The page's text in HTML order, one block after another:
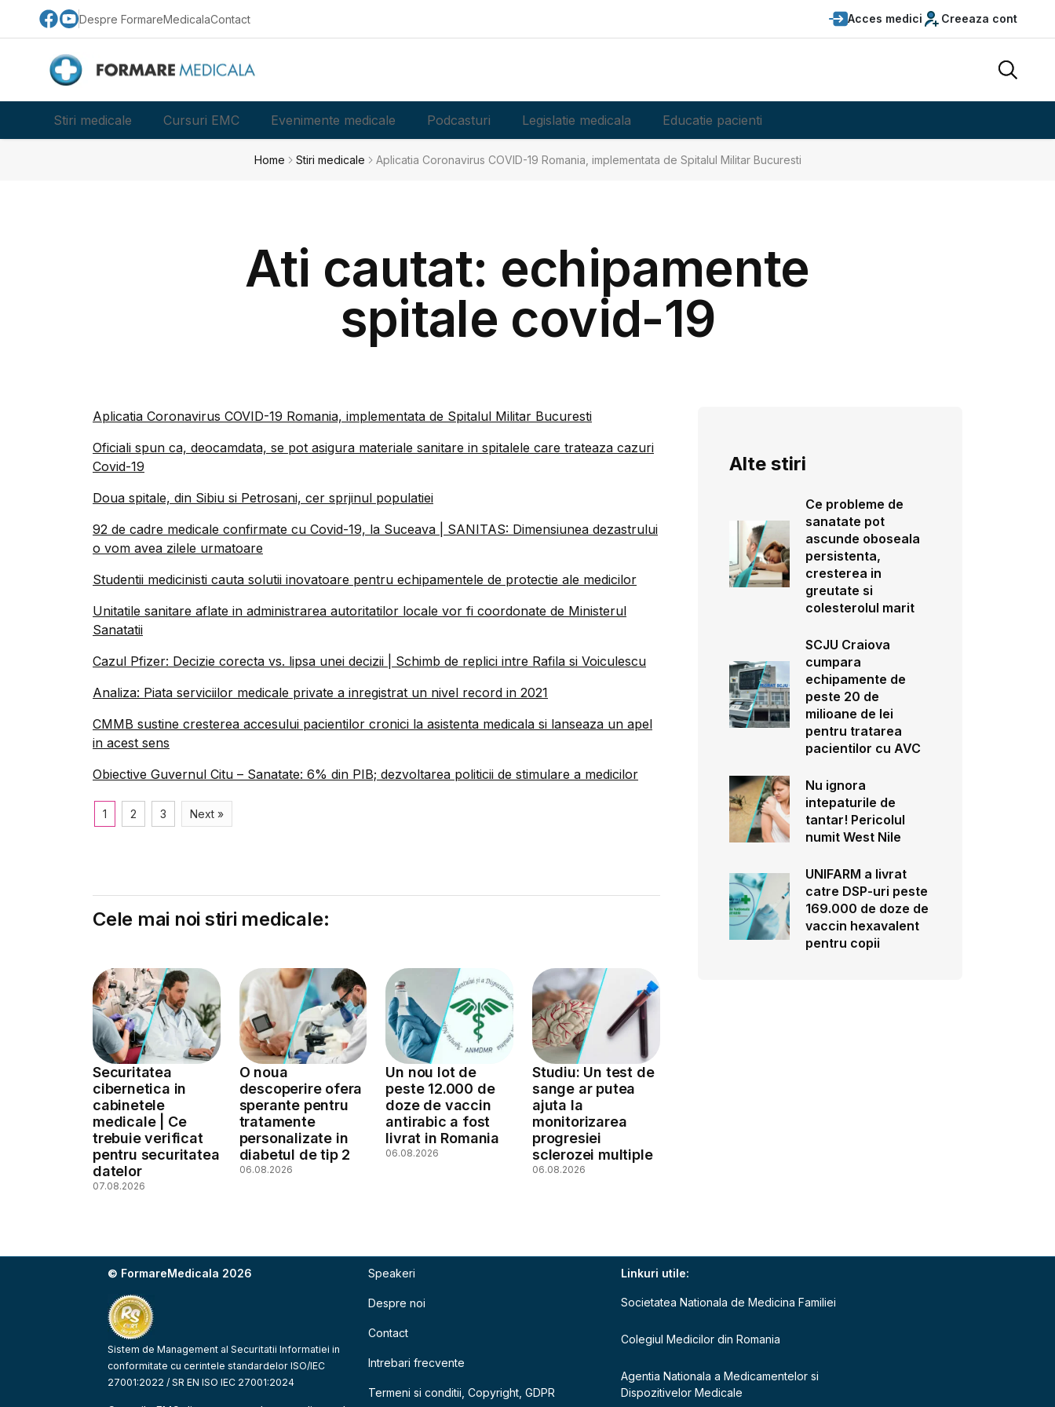
Despre FormareMedicalaContact Acces medici Creeaza cont
Stiri medicale Cursuri EMC Evenimente medicale Podcasturi Legislatie medicala Educatie pacienti
Home Stiri medicale Aplicatia Coronavirus COVID-19 Romania, implementata de Spitalul Militar Bucuresti
Ati cautat: echipamente
spitale covid-19
Aplicatia Coronavirus COVID-19 Romania, implementata de Spitalul Militar Bucuresti
Oficiali spun ca, deocamdata, se pot asigura materiale sanitare in spitalele care trateaza cazuri
Covid-19
Doua spitale, din Sibiu si Petrosani, cer sprjinul populatiei
92 de cadre medicale confirmate cu Covid-19, la Suceava | SANITAS: Dimensiunea dezastrului
o vom avea zilele urmatoare
Studentii medicinisti cauta solutii inovatoare pentru echipamentele de protectie ale medicilor
Unitatile sanitare aflate in administrarea autoritatilor locale vor fi coordonate de Ministerul
Sanatatii
Cazul Pfizer: Decizie corecta vs. lipsa unei decizii | Schimb de replici intre Rafila si Voiculescu
Analiza: Piata serviciilor medicale private a inregistrat un nivel record in 2021
CMMB sustine cresterea accesului pacientilor cronici la asistenta medicala si lanseaza un apel
in acest sens
Obiective Guvernul Citu – Sanatate: 6% din PIB; dezvoltarea politicii de stimulare a medicilor
1 2 3 Next »
Cele mai noi stiri medicale:
Securitatea
cibernetica in
cabinetele
medicale | Ce
trebuie verificat
pentru securitatea
datelor
07.08.2026
O noua
descoperire ofera
sperante pentru
tratamente
personalizate in
diabetul de tip 2
06.08.2026
Un nou lot de
peste 12.000 de
doze de vaccin
antirabic a fost
livrat in Romania
06.08.2026
Studiu: Un test de
sange ar putea
ajuta la
monitorizarea
progresiei
sclerozei multiple
06.08.2026
Alte stiri
Ce probleme de
sanatate pot
ascunde oboseala
persistenta,
cresterea in
greutate si
colesterolul marit
SCJU Craiova
cumpara
echipamente de
peste 20 de
milioane de lei
pentru tratarea
pacientilor cu AVC
Nu ignora
intepaturile de
tantar! Pericolul
numit West Nile
UNIFARM a livrat
catre DSP-uri peste
169.000 de doze de
vaccin hexavalent
pentru copii
© FormareMedicala 2026
Sistem de Management al Securitatii Informatiei in
conformitate cu cerintele standardelor ISO/IEC
27001:2022 / SR EN ISO IEC 27001:2024
Speakeri
Despre noi
Contact
Intrebari frecvente
Termeni si conditii, Copyright, GDPR
Linkuri utile:
Societatea Nationala de Medicina Familiei
Colegiul Medicilor din Romania
Agentia Nationala a Medicamentelor si
Dispozitivelor Medicale